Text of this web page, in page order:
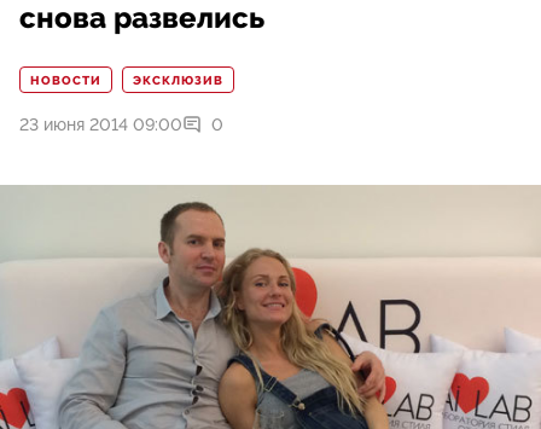
снова развелись
НОВОСТИ ЭКСКЛЮЗИВ
23 июня 2014 09:00 0